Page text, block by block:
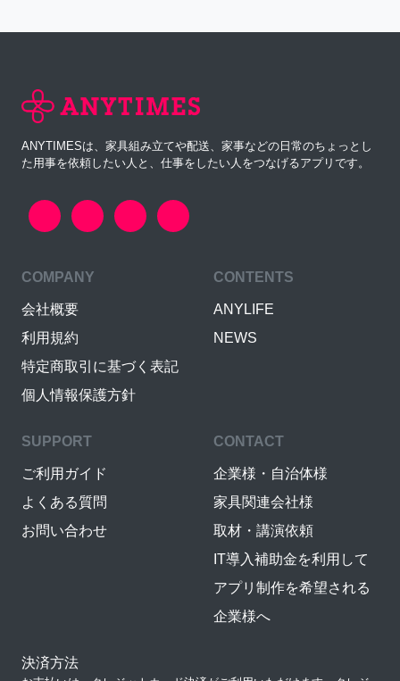
ANYTIMESは、家具組み立てや配送、家事などの日常のちょっとし
た用事を依頼したい人と、仕事をしたい人をつなげるアプリです。
COMPANY
会社概要
利用規約
特定商取引に基づく表記
個人情報保護方針
CONTENTS
ANYLIFE
NEWS
SUPPORT
ご利用ガイド
よくある質問
お問い合わせ
CONTACT
企業様・自治体様
家具関連会社様
取材・講演依頼
IT導入補助金を利用して
アプリ制作を希望される
企業様へ
決済方法